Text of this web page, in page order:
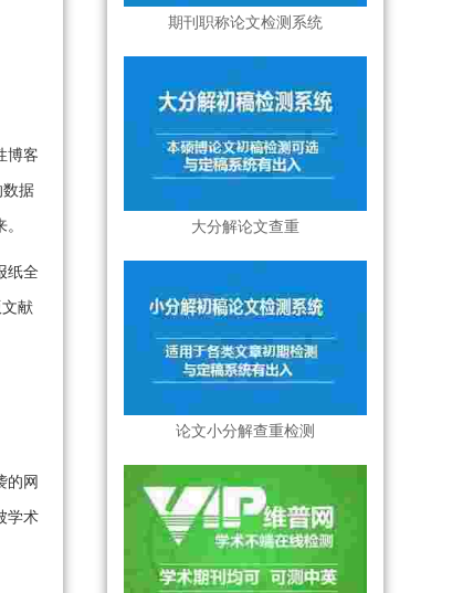
博客
数据
纸全
献
的网
学术
期刊职称论文检测系统
大分解论文查重
论文小分解查重检测